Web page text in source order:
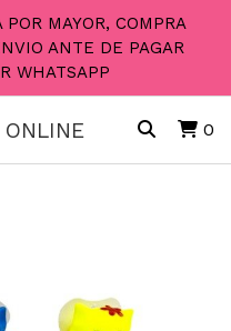
MAYOR, COMPRA
ANTE DE PAGAR
WHATSAPP
ONLINE 0